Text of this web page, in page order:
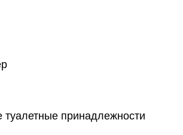
туалетные принадлежности